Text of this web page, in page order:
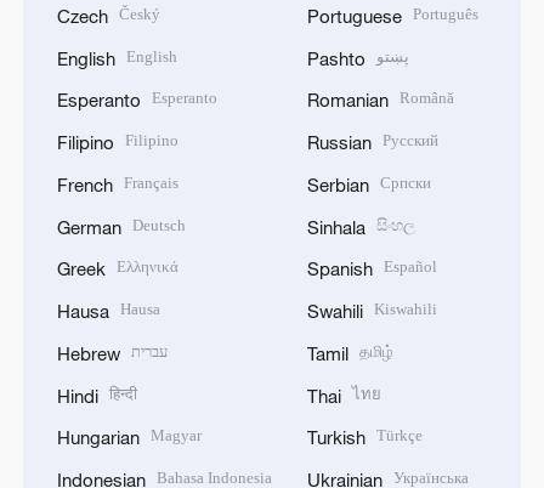
Czech Český
English English
Esperanto Esperanto
Filipino Filipino
French Français
German Deutsch
Greek Ελληνικά
Hausa Hausa
Hebrew עברית
Hindi हिन्दी
Hungarian Magyar
Indonesian Bahasa Indonesia
Portuguese Português
Pashto پښتو
Romanian Română
Russian Русский
Serbian Српски
Sinhala සිංහල
Spanish Español
Swahili Kiswahili
Tamil தமிழ்
Thai ไทย
Turkish Türkçe
Ukrainian Українська